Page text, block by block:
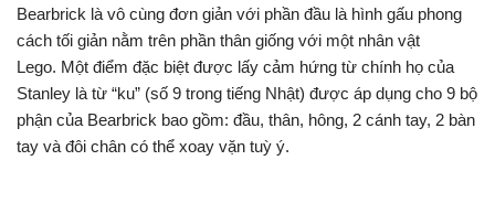
Bearbrick là vô cùng đơn giản với phần đầu là hình gấu phong
cách tối giản nằm trên phần thân giống với một nhân vật
Lego. Một điểm đặc biệt được lấy cảm hứng từ chính họ của
Stanley là từ “ku” (số 9 trong tiếng Nhật) được áp dụng cho 9 bộ
phận của Bearbrick bao gồm: đầu, thân, hông, 2 cánh tay, 2 bàn
tay và đôi chân có thể xoay vặn tuỳ ý.